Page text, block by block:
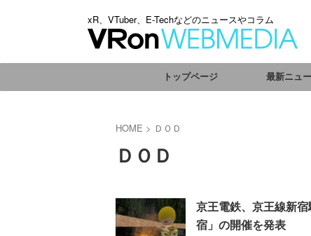
xR、VTuber、E-Techなどのニュースやコラム
トップページ 最新ニュ
HOME > ＤＯＤ
ＤＯＤ
京王電鉄、京王線新
宿」の開催を発表